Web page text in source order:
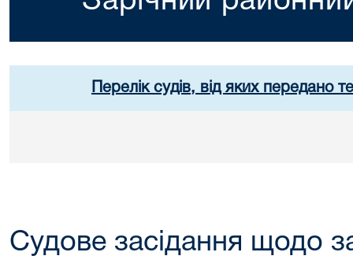
Перелік судів, від яких передано
Судове засідання щодо